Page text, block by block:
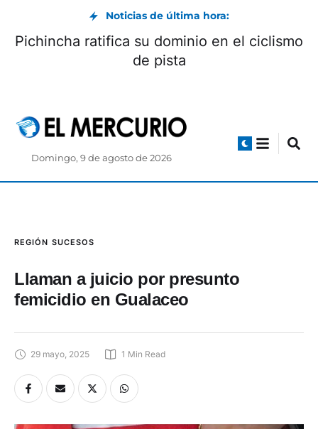
Noticias de última hora:
Pichincha ratifica su dominio en el ciclismo
de pista
Domingo, 9 de agosto de 2026
REGIÓN SUCESOS
Llaman a juicio por presunto
femicidio en Gualaceo
29 mayo, 2025 1 Min Read